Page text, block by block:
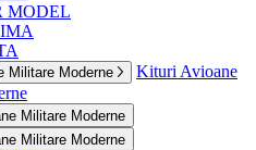
MODEL
Militare Moderne
Kituri Avioane
Militare Moderne
Militare Moderne